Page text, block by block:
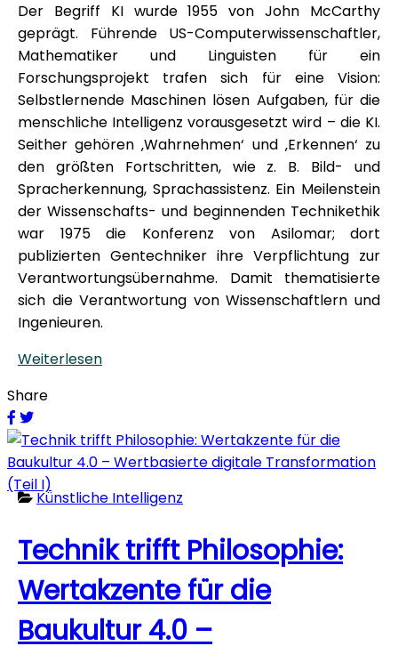
Der Begriff KI wurde 1955 von John McCarthy
geprägt. Führende US-Computerwissenschaftler,
Mathematiker und Linguisten für ein
Forschungsprojekt trafen sich für eine Vision:
Selbstlernende Maschinen lösen Aufgaben, für die
menschliche Intelligenz vorausgesetzt wird – die KI.
Seither gehören ‚Wahrnehmen‘ und ‚Erkennen‘ zu
den größten Fortschritten, wie z. B. Bild- und
Spracherkennung, Sprachassistenz. Ein Meilenstein
der Wissenschafts- und beginnenden Technikethik
war 1975 die Konferenz von Asilomar; dort
publizierten Gentechniker ihre Verpflichtung zur
Verantwortungsübernahme. Damit thematisierte
sich die Verantwortung von Wissenschaftlern und
Ingenieuren.
Weiterlesen
Share
Künstliche Intelligenz
Technik trifft Philosophie:
Wertakzente für die
Baukultur 4.0 –